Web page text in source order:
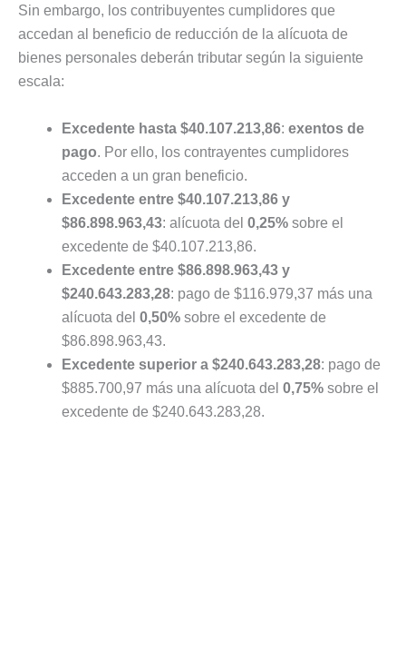
Sin embargo, los contribuyentes cumplidores que
accedan al beneficio de reducción de la alícuota de
bienes personales deberán tributar según la siguiente
escala:
Excedente hasta $40.107.213,86: exentos de
pago. Por ello, los contrayentes cumplidores
acceden a un gran beneficio.
Excedente entre $40.107.213,86 y
$86.898.963,43: alícuota del 0,25% sobre el
excedente de $40.107.213,86.
Excedente entre $86.898.963,43 y
$240.643.283,28: pago de $116.979,37 más una
alícuota del 0,50% sobre el excedente de
$86.898.963,43.
Excedente superior a $240.643.283,28: pago de
$885.700,97 más una alícuota del 0,75% sobre el
excedente de $240.643.283,28.